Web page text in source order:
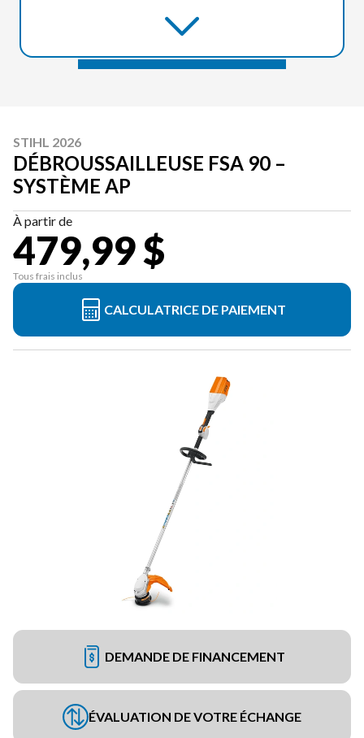
STIHL 2026
DÉBROUSSAILLEUSE FSA 90 –
SYSTÈME AP
À partir de
479,99 $
Tous frais inclus
CALCULATRICE DE PAIEMENT
DEMANDE DE FINANCEMENT
ÉVALUATION DE VOTRE ÉCHANGE